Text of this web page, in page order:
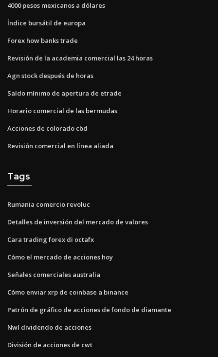
4000 pesos mexicanos a dólares
Índice bursátil de europa
Forex how banks trade
Revisión de la academia comercial las 24 horas
Agn stock después de horas
Saldo mínimo de apertura de etrade
Horario comercial de las bermudas
Acciones de colorado cbd
Revisión comercial en línea aliada
Tags
Rumania comercio revoluc
Detalles de inversión del mercado de valores
Cara trading forex di octafx
Cómo el mercado de acciones hoy
Señales comerciales australia
Cómo enviar xrp de coinbase a binance
Patrón de gráfico de acciones de fondo de diamante
Nwl dividendo de acciones
División de acciones de cwt